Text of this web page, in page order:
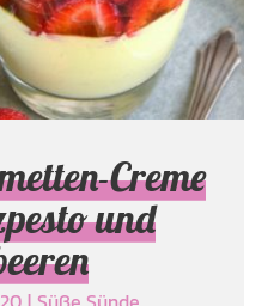
Sünde
Creme
und